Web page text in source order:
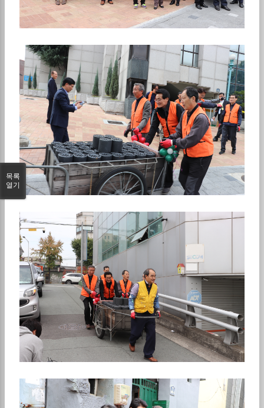
목록
열기